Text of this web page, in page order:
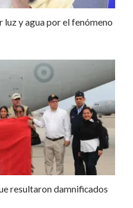
y agua por el fenómeno
resultaron damnificados